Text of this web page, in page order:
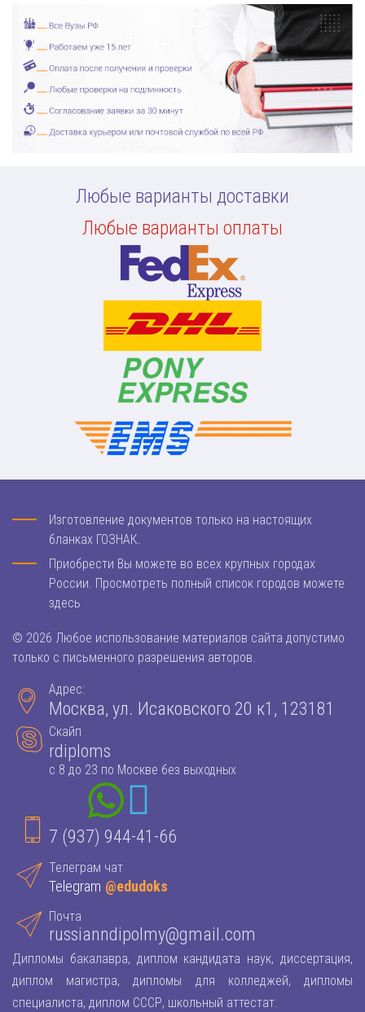
Любые варианты доставки
Любые варианты оплаты
Изготовление документов только на настоящих
бланках ГОЗНАК.
Приобрести Вы можете во всех крупных городах
России. Просмотреть полный список городов можете
здесь
© 2026 Любое использование материалов сайта допустимо
только с письменного разрешения авторов.
Адрес:
Москва, ул. Исаковского 20 к1, 123181
Скайп
rdiploms
с 8 до 23 по Москве без выходных
7 (937) 944-41-66
Телеграм чат
Telegram @edudoks
Почта
russianndipolmy@gmail.com
Дипломы бакалавра, диплом кандидата наук, диссертация,
диплом магистра, дипломы для колледжей, дипломы
специалиста, диплом СССР, школьный аттестат.